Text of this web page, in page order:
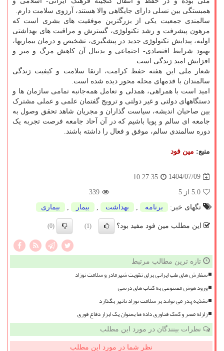
همبستگی بین نسلی دارای جایگاهی والا هستند، آرزوی سلامت دارم.
سالمندی جمعیت یکی از بزرگترین موفقیت های بشری است که
مرهون پیشرفت و رشد تکنولوژی، گسترش و مراقبت های بهداشتی
اولیه، پیدایش تکنولوژی جدید در پیشگیری، تشخیص و درمان بیماریها،
بهبود شرایط اقتصادی- اجتماعی و بدنبال آن کاهش مرگ و میر و
افزایش امید زندگی است.
شعار ملی این هفته حفظ کرامت، ارتقا سلامت و کیفیت زندگی
سالمندان با قدمهای محله محور دیده شده است.
امید است با همراهی، همدلی و تعامل همه‌جانبه تمامی سازمان ها و
دستگاههای دولتی و غیر دولتی و ترویج گفتمان علمی و عملی مشترک
بین صاحبان اندیشه، سیاست گذاران و مجریان شاهد تحقق وصول به
جامعه ای سالم و پویا باشیم که در آن آحاد جامعه فرصت تجربه یک
دوره سالمندی سالم، موفق و فعال را داشته باشند.
منبع: مین فود
1404/07/09
10:27:35
5.0 از 5
339
تگهای خبر:
برنامه بهداشت بیمار بیماری
این مطلب مین فود مفید بود؟ (1)
(0)
تازه ترین مطالب مرتبط
سفارش های طب ایرانی برای تقویت شیرمادر و سلامت نوزاد
ورود هوش مصنوعی به کتاب های درسی
تغذیه پدر می تواند بر سلامت نوزاد تاثیر بگذارد
زلزله مصر و کمک فناوری داده ها بعنوان یک ابزار دفاع فوری
نظرات بینندگان در مورد این مطلب
نظر شما در مورد این مطلب